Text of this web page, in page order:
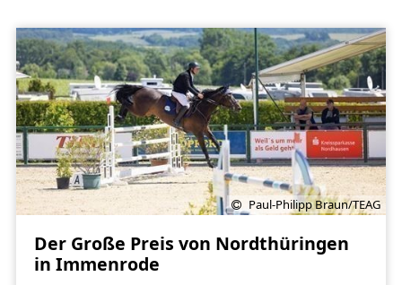
Paul-Philipp Braun/TEAG
Der Große Preis von Nordthüringen
in Immenrode